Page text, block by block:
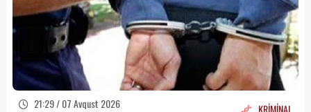
21:29 / 07 Avqust 2026 KRİMİNAL